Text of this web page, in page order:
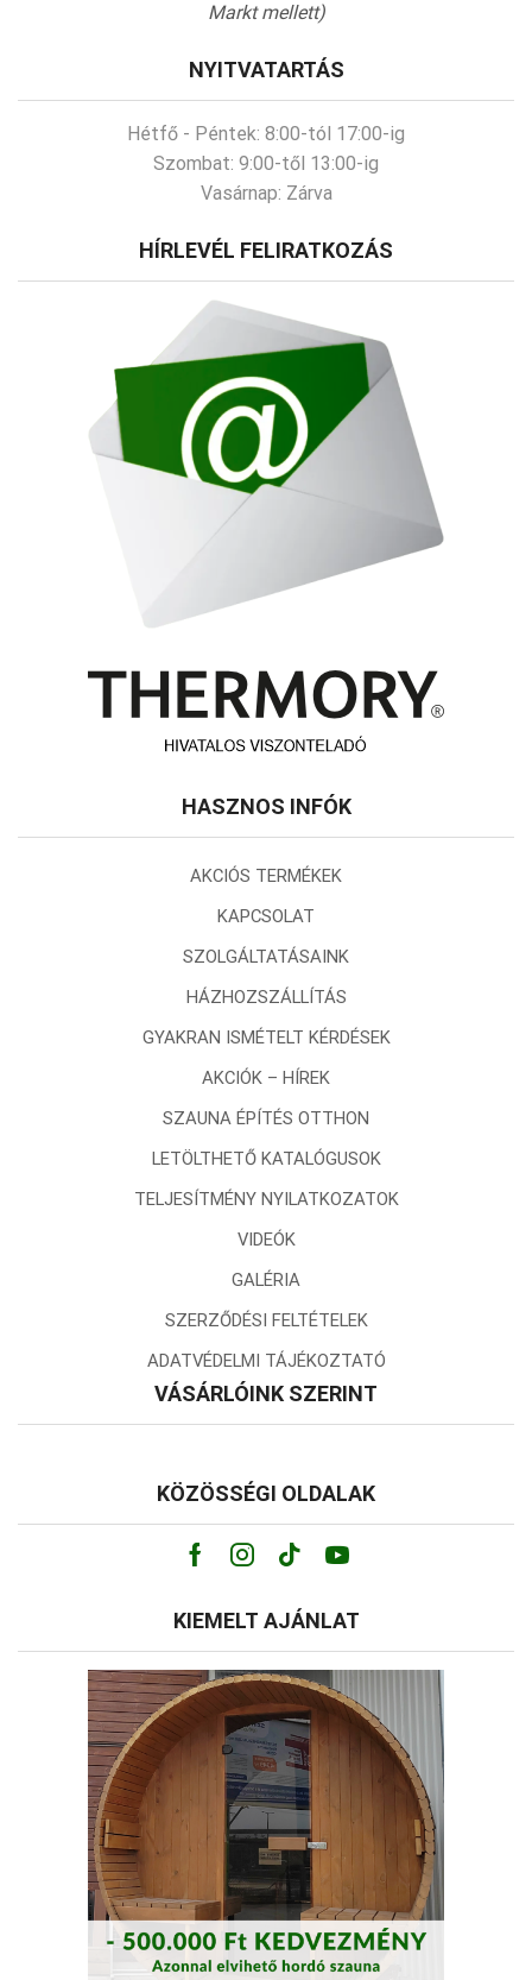
Markt mellett)
NYITVATARTÁS
Hétfő - Péntek: 8:00-tól 17:00-ig
Szombat: 9:00-től 13:00-ig
Vasárnap: Zárva
HÍRLEVÉL FELIRATKOZÁS
HASZNOS INFÓK
AKCIÓS TERMÉKEK
KAPCSOLAT
SZOLGÁLTATÁSAINK
HÁZHOZSZÁLLÍTÁS
GYAKRAN ISMÉTELT KÉRDÉSEK
AKCIÓK – HÍREK
SZAUNA ÉPÍTÉS OTTHON
LETÖLTHETŐ KATALÓGUSOK
TELJESÍTMÉNY NYILATKOZATOK
VIDEÓK
GALÉRIA
SZERZŐDÉSI FELTÉTELEK
ADATVÉDELMI TÁJÉKOZTATÓ
VÁSÁRLÓINK SZERINT
KÖZÖSSÉGI OLDALAK
Facebook
Instagram
Tik-
tok
Youtube
KIEMELT AJÁNLAT